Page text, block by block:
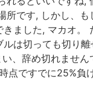
です, しかし、
ました, マカオ。
は切っても切り
、辞め切れませ
ですでに25%負